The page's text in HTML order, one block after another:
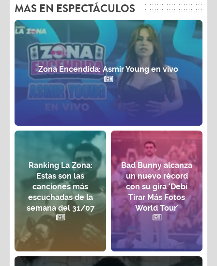
MAS EN ESPECTÁCULOS
Zona Encendida: Asmir Young en vivo
Ranking La Zona:
Estas son las
canciones más
escuchadas de la
semana del 31/07
Bad Bunny alcanza
un nuevo récord
con su gira 'Debí
Tirar Más Fotos
World Tour'